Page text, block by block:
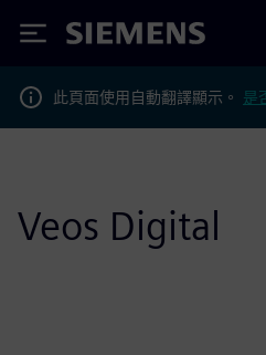
Siemens
此頁面使用自動翻譯顯示。 是
Veos Digital